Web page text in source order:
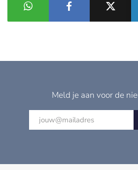
Meld je aan voor de